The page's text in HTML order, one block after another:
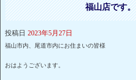
福山店です。
投稿日 2023年5月27日
福山市内、尾道市内にお住まいの皆様
おはようございます。